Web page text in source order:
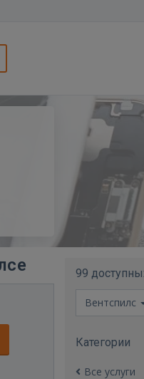
99
Вентспилс
Категории
Все услуги